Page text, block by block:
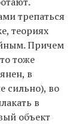
трепаться
теориях
Причем
тоже
в
сильно), во
в
объект